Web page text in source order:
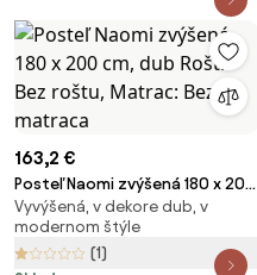
163,2 €
Posteľ Naomi zvýšená 180 x 200
cm, dub Rošt: Bez roštu,
Matrac: Bez matraca
Vyvýšená, v dekore dub, v
modernom štýle
(1)